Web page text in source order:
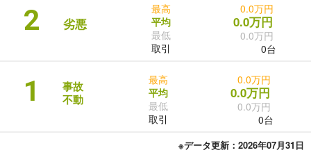
2 劣悪
最高
平均
最低
取引
0.0万円
0.0万円
0.0万円
0台
1
事故
不動
最高
平均
最低
取引
0.0万円
0.0万円
0.0万円
0台
※データ更新：2026年07月31日